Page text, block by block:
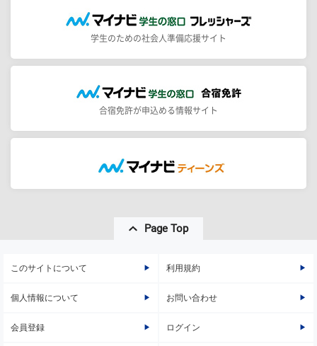
学生のための社会人準備応援サイト
合宿免許が申込める情報サイト
Page Top
このサイトについて 利用規約
個人情報について お問い合わせ
会員登録 ログイン